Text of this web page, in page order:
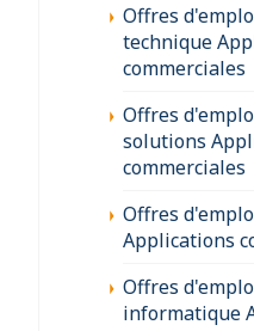
Offres
technique
commerciales
Offres
solutions
commerciales
Offres
Applications
Offres
informatique